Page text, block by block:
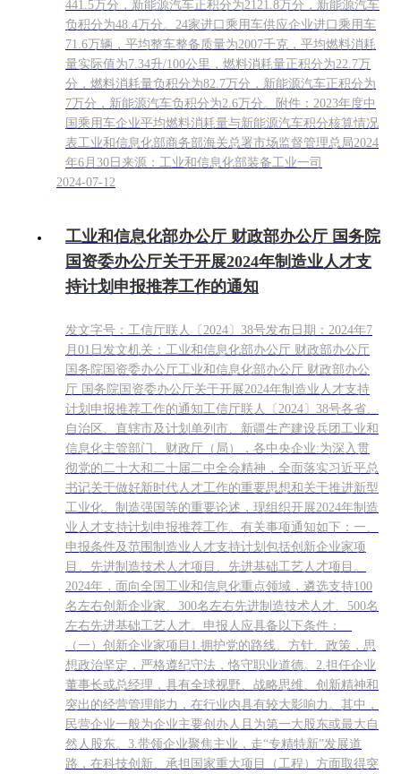
441.5万分，新能源汽车正积分为2121.8万分，新能源汽车
负积分为48.4万分。24家进口乘用车供应企业进口乘用车
71.6万辆，平均整车整备质量为2007千克，平均燃料消耗
量实际值为7.34升/100公里，燃料消耗量正积分为22.7万
分，燃料消耗量负积分为82.7万分，新能源汽车正积分为
7万分，新能源汽车负积分为2.6万分。附件：2023年度中
国乘用车企业平均燃料消耗量与新能源汽车积分核算情况
表工业和信息化部商务部海关总署市场监督管理总局2024
年6月30日来源：工业和信息化部装备工业一司
2024-07-12
工业和信息化部办公厅 财政部办公厅 国务院
国资委办公厅关于开展2024年制造业人才支
持计划申报推荐工作的通知
发文字号：工信厅联人〔2024〕38号发布日期：2024年7
月01日发文机关：工业和信息化部办公厅 财政部办公厅
国务院国资委办公厅工业和信息化部办公厅 财政部办公
厅 国务院国资委办公厅关于开展2024年制造业人才支持
计划申报推荐工作的通知工信厅联人〔2024〕38号各省、
自治区、直辖市及计划单列市、新疆生产建设兵团工业和
信息化主管部门、财政厅（局），各中央企业:为深入贯
彻党的二十大和二十届二中全会精神，全面落实习近平总
书记关于做好新时代人才工作的重要思想和关于推进新型
工业化、制造强国等的重要论述，现组织开展2024年制造
业人才支持计划申报推荐工作。有关事项通知如下：一、
申报条件及范围制造业人才支持计划包括创新企业家项
目、先进制造技术人才项目、先进基础工艺人才项目。
2024年，面向全国工业和信息化重点领域，遴选支持100
名左右创新企业家、300名左右先进制造技术人才、500名
左右先进基础工艺人才。申报人应具备以下条件：
（一）创新企业家项目1.拥护党的路线、方针、政策，思
想政治坚定，严格遵纪守法，恪守职业道德。2.担任企业
董事长或总经理，具有全球视野、战略思维、创新精神和
突出的经营管理能力，在行业内具有较大影响力。其中，
民营企业一般为企业主要创办人且为第一大股东或最大自
然人股东。3.带领企业聚焦主业，走“专精特新”发展道
路，在科技创新、承担国家重大项目（工程）方面取得突